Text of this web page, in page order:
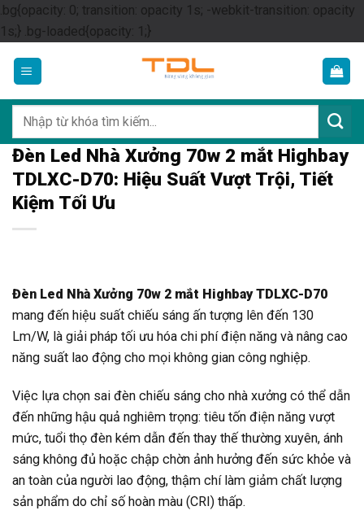
.bg{opacity: 0; transition: opacity 1s; -webkit-transition: opacity
1s;} .bg-loaded{opacity: 1;}Skip
content
kiếm:
Đèn Led Nhà Xưởng 70w 2 mắt Highbay
TDLXC-D70: Hiệu Suất Vượt Trội, Tiết
Kiệm Tối Ưu
Đèn Led Nhà Xưởng 70w 2 mắt Highbay TDLXC-D70
mang đến hiệu suất chiếu sáng ấn tượng lên đến 130
Lm/W, là giải pháp tối ưu hóa chi phí điện năng và nâng cao
năng suất lao động cho mọi không gian công nghiệp.
Việc lựa chọn sai đèn chiếu sáng cho nhà xưởng có thể dẫn
đến những hậu quả nghiêm trọng: tiêu tốn điện năng vượt
mức, tuổi thọ đèn kém dẫn đến thay thế thường xuyên, ánh
sáng không đủ hoặc chập chờn ảnh hưởng đến sức khỏe và
an toàn của người lao động, thậm chí làm giảm chất lượng
sản phẩm do chỉ số hoàn màu (CRI) thấp.